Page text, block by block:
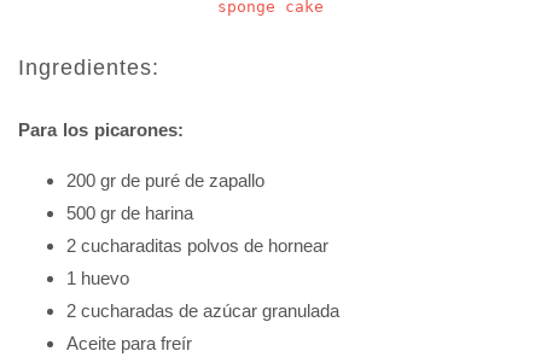
sponge cake
Ingredientes:
Para los picarones:
200 gr de puré de zapallo
500 gr de harina
2 cucharaditas polvos de hornear
1 huevo
2 cucharadas de azúcar granulada
Aceite para freír